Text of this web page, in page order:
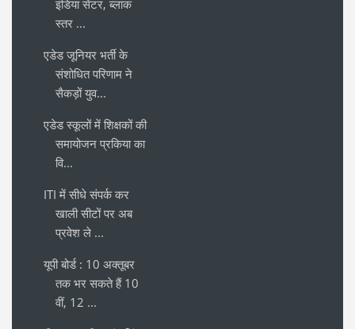
इंडिया सेंटर, ब्लाक
स्तर ...
एडेड जूनियर भर्ती के
संशोधित परिणाम ने
सैकड़ों युव...
एडेड स्कूलों में शिक्षकों की
समायोजन प्रकिया का
वि...
ITI में सीधे संपर्क कर
खाली सीटों पर अब
प्रवेश ले ...
यूपी बोर्ड : 10 अक्तूबर
तक भर सकते हैं 10
वीं, 12 ...